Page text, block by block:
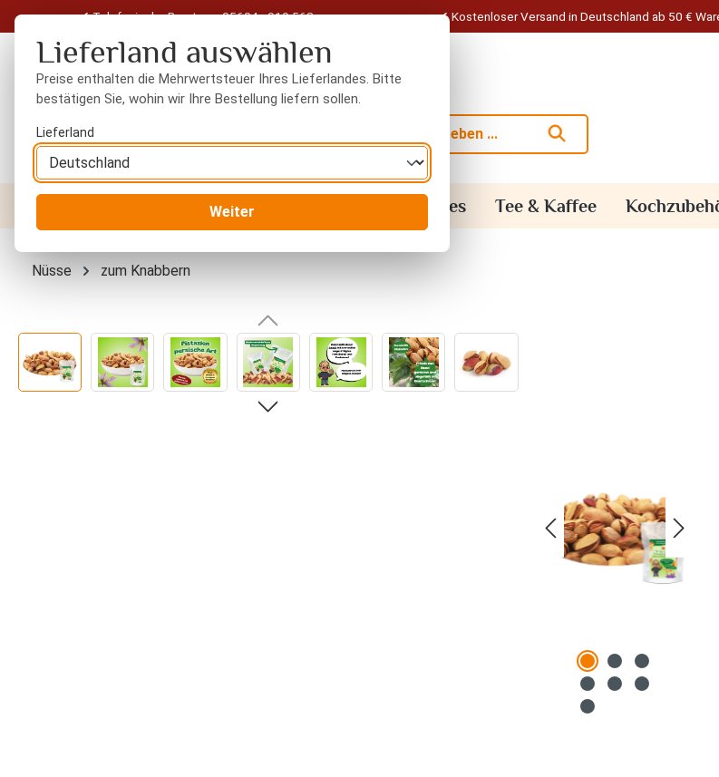
Hauptinhalt springen
Zur Suche springen
Zur Hauptnavigation springen
Telefonische Beratung: 05604 - 919 563 Kostenloser Versand in Deutschland ab 50 €
Trockenfrüchte Gewürze Orientalisches Tee & Kaffee
Nüsse zum Knabbern
Bildergalerie überspringen
Lieferland auswählen
Preise enthalten die Mehrwertsteuer Ihres Lieferlandes. Bitte
bestätigen Sie, wohin wir Ihre Bestellung liefern sollen.
Lieferland
Weiter